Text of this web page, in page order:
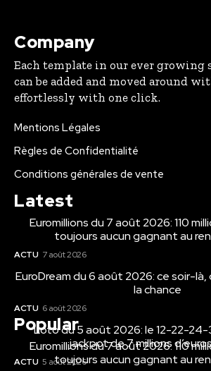
Company
Each template in our ever growing
can be added and moved around
effortlessly with one click.
Mentions Légales
Règles de Confidentialité
Conditions générales de vente
Latest
Euromillions du 7 août 2026: 110
toujours aucun gagnant au
ACTU 7 août 2026
EuroDream du 6 août 2026: ce soir-là,
la chance
ACTU 6 août 2026
Loto du 5 août 2026: le 12-22-24-
jackpot de 7 millions
ACTU 5 août 2026
Popular
Euromillions du 7 août 2026: 110
toujours aucun gagnant au